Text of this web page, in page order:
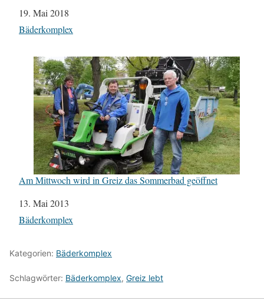
Datum
19. Mai 2018
In Bezug auf
Bäderkomplex
Am Mittwoch wird in Greiz das Sommerbad geöffnet
Datum
13. Mai 2013
In Bezug auf
Bäderkomplex
Kategorien: Bäderkomplex
Schlagwörter: Bäderkomplex, Greiz lebt